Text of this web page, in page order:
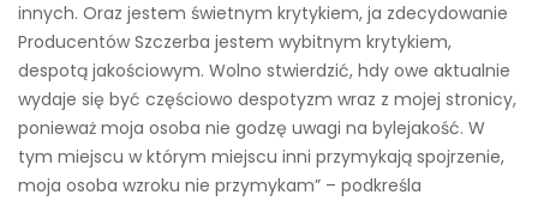
innych. Oraz jestem świetnym krytykiem, ja zdecydowanie
Producentów Szczerba jestem wybitnym krytykiem,
despotą jakościowym. Wolno stwierdzić, hdy owe aktualnie
wydaje się być częściowo despotyzm wraz z mojej stronicy,
ponieważ moja osoba nie godzę uwagi na bylejakość. W
tym miejscu w którym miejscu inni przymykają spojrzenie,
moja osoba wzroku nie przymykam” – podkreśla